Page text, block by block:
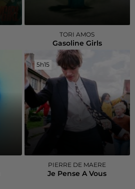
TORI AMOS
Gasoline Girls
5h15
5h15
PIERRE DE MAERE
Je Pense A Vous